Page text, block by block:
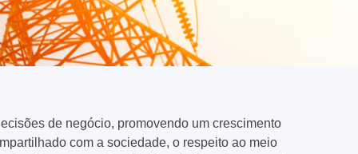
de negócio, promovendo um crescimento
com a sociedade, o respeito ao meio